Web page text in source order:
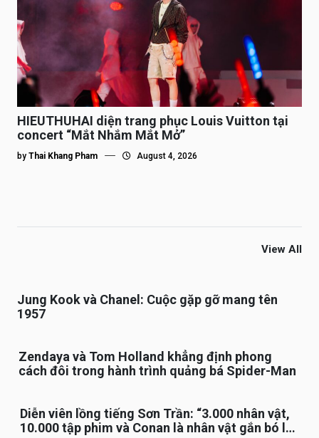
HIEUTHUHAI diện trang phục Louis Vuitton tại
concert “Mắt Nhắm Mắt Mở”
by Thai Khang Pham August 4, 2026
View All
Jung Kook và Chanel: Cuộc gặp gỡ mang tên
1957
Zendaya và Tom Holland khẳng định phong
cách đôi trong hành trình quảng bá Spider-Man
Diễn viên lồng tiếng Sơn Trần: “3.000 nhân vật,
10.000 tập phim và Conan là nhân vật gắn bó lâu